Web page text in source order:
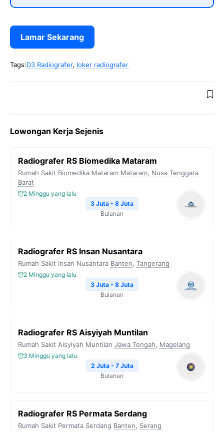
Lamar Sekarang
Tags:D3 Radiografer, loker radiografer
Lowongan Kerja Sejenis
Radiografer RS Biomedika Mataram
Rumah Sakit Biomedika Mataram Mataram, Nusa Tenggara
Barat
2 Minggu yang lalu
3 Juta - 8 Juta
Bulanan
Radiografer RS Insan Nusantara
Rumah Sakit Insan Nusantara Banten, Tangerang
2 Minggu yang lalu
3 Juta - 8 Juta
Bulanan
Radiografer RS Aisyiyah Muntilan
Rumah Sakit Aisyiyah Muntilan Jawa Tengah, Magelang
3 Minggu yang lalu
2 Juta - 7 Juta
Bulanan
Radiografer RS Permata Serdang
Rumah Sakit Permata Serdang Banten, Serang